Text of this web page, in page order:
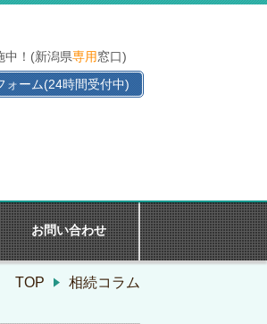
中！(新潟県専用窓口)
ォーム(24時間受付中)
お問い合わせ
TOP 相続コラム